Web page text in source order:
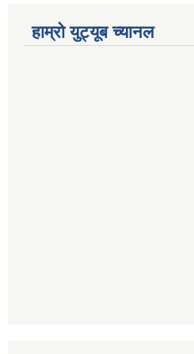
हाम्रो युट्यूब च्यानल